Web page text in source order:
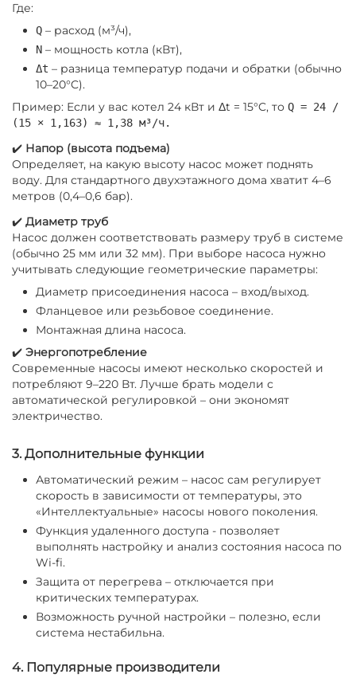
Где:
Q – расход (м³/ч),
N – мощность котла (кВт),
Δt – разница температур подачи и обратки (обычно
10–20°C).
Пример: Если у вас котел 24 кВт и Δt = 15°C, тоQ = 24 /
(15 × 1,163) ≈ 1,38 м³/ч.
✔️ Напор (высота подъема)
Определяет, на какую высоту насос может поднять
воду. Для стандартного двухэтажного дома хватит 4–6
метров (0,4–0,6 бар).
✔️Диаметр труб
Насос должен соответствовать размеру труб в системе
(обычно 25 мм или 32 мм). При выборе насоса нужно
учитывать следующие геометрические параметры:
Диаметр присоединения насоса – вход/выход.
Фланцевое или резьбовое соединение.
Монтажная длина насоса.
✔️Энергопотребление
Современные насосы имеют несколько скоростей и
потребляют 9–220 Вт. Лучше брать модели с
автоматической регулировкой – они экономят
электричество.
3. Дополнительные функции
Автоматический режим – насос сам регулирует
скорость в зависимости от температуры, это
«Интеллектуальные» насосы нового поколения.
Функция удаленного доступа - позволяет
выполнять настройку и анализ состояния насоса по
Wi-fi.
Защита от перегрева – отключается при
критических температурах.
Возможность ручной настройки – полезно, если
система нестабильна.
4. Популярные производители